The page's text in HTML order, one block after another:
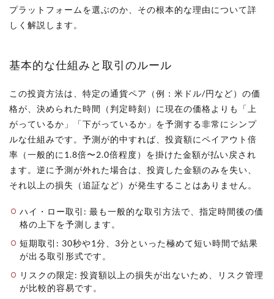
プラットフォームを選ぶのか、その根本的な理由について詳
しく解説します。
基本的な仕組みと取引のルール
この投資方法は、特定の通貨ペア（例：米ドル/円など）の価
格が、決められた時間（判定時刻）に現在の価格よりも「上
がっているか」「下がっているか」を予測する非常にシンプ
ルな仕組みです。予測が的中すれば、投資額にペイアウト倍
率（一般的に1.8倍〜2.0倍程度）を掛けた金額が払い戻され
ます。逆に予測が外れた場合は、投資した金額のみを失い、
それ以上の損失（追証など）が発生することはありません。
ハイ・ロー取引: 最も一般的な取引方法で、指定時間後の価
格の上下を予測します。
短期取引: 30秒や1分、3分といった極めて短い時間で結果
が出る取引形式です。
リスクの限定: 投資額以上の損失が出ないため、リスク管理
が比較的容易です。